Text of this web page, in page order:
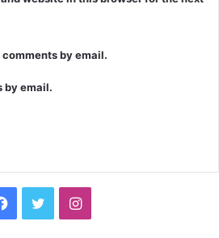
by email.
by email.
I